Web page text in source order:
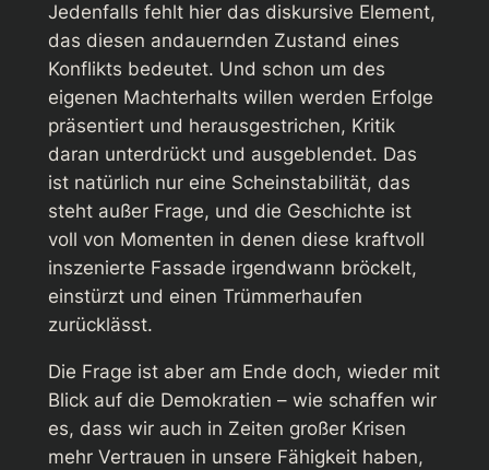
Jedenfalls fehlt hier das diskursive Element,
das diesen andauernden Zustand eines
Konflikts bedeutet. Und schon um des
eigenen Machterhalts willen werden Erfolge
präsentiert und herausgestrichen, Kritik
daran unterdrückt und ausgeblendet. Das
ist natürlich nur eine Scheinstabilität, das
steht außer Frage, und die Geschichte ist
voll von Momenten in denen diese kraftvoll
inszenierte Fassade irgendwann bröckelt,
einstürzt und einen Trümmerhaufen
zurücklässt.
Die Frage ist aber am Ende doch, wieder mit
Blick auf die Demokratien – wie schaffen wir
es, dass wir auch in Zeiten großer Krisen
mehr Vertrauen in unsere Fähigkeit haben,